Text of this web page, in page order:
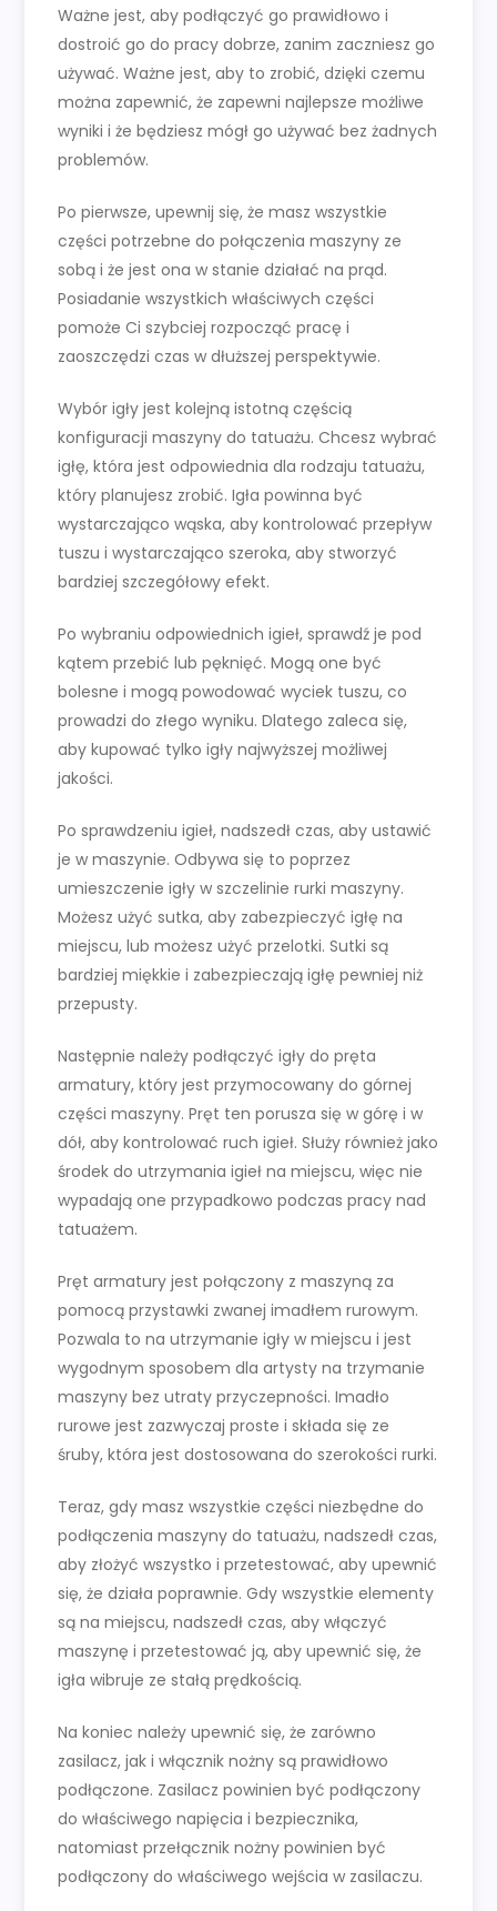
Ważne jest, aby podłączyć go prawidłowo i
dostroić go do pracy dobrze, zanim zaczniesz go
używać. Ważne jest, aby to zrobić, dzięki czemu
można zapewnić, że zapewni najlepsze możliwe
wyniki i że będziesz mógł go używać bez żadnych
problemów.
Po pierwsze, upewnij się, że masz wszystkie
części potrzebne do połączenia maszyny ze
sobą i że jest ona w stanie działać na prąd.
Posiadanie wszystkich właściwych części
pomoże Ci szybciej rozpocząć pracę i
zaoszczędzi czas w dłuższej perspektywie.
Wybór igły jest kolejną istotną częścią
konfiguracji maszyny do tatuażu. Chcesz wybrać
igłę, która jest odpowiednia dla rodzaju tatuażu,
który planujesz zrobić. Igła powinna być
wystarczająco wąska, aby kontrolować przepływ
tuszu i wystarczająco szeroka, aby stworzyć
bardziej szczegółowy efekt.
Po wybraniu odpowiednich igieł, sprawdź je pod
kątem przebić lub pęknięć. Mogą one być
bolesne i mogą powodować wyciek tuszu, co
prowadzi do złego wyniku. Dlatego zaleca się,
aby kupować tylko igły najwyższej możliwej
jakości.
Po sprawdzeniu igieł, nadszedł czas, aby ustawić
je w maszynie. Odbywa się to poprzez
umieszczenie igły w szczelinie rurki maszyny.
Możesz użyć sutka, aby zabezpieczyć igłę na
miejscu, lub możesz użyć przelotki. Sutki są
bardziej miękkie i zabezpieczają igłę pewniej niż
przepusty.
Następnie należy podłączyć igły do pręta
armatury, który jest przymocowany do górnej
części maszyny. Pręt ten porusza się w górę i w
dół, aby kontrolować ruch igieł. Służy również jako
środek do utrzymania igieł na miejscu, więc nie
wypadają one przypadkowo podczas pracy nad
tatuażem.
Pręt armatury jest połączony z maszyną za
pomocą przystawki zwanej imadłem rurowym.
Pozwala to na utrzymanie igły w miejscu i jest
wygodnym sposobem dla artysty na trzymanie
maszyny bez utraty przyczepności. Imadło
rurowe jest zazwyczaj proste i składa się ze
śruby, która jest dostosowana do szerokości rurki.
Teraz, gdy masz wszystkie części niezbędne do
podłączenia maszyny do tatuażu, nadszedł czas,
aby złożyć wszystko i przetestować, aby upewnić
się, że działa poprawnie. Gdy wszystkie elementy
są na miejscu, nadszedł czas, aby włączyć
maszynę i przetestować ją, aby upewnić się, że
igła wibruje ze stałą prędkością.
Na koniec należy upewnić się, że zarówno
zasilacz, jak i włącznik nożny są prawidłowo
podłączone. Zasilacz powinien być podłączony
do właściwego napięcia i bezpiecznika,
natomiast przełącznik nożny powinien być
podłączony do właściwego wejścia w zasilaczu.